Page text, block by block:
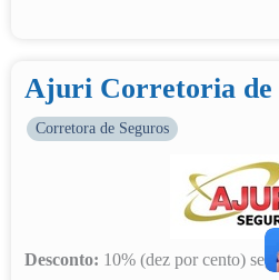
Ajuri Corretoria de
Corretora de Seguros
Desconto: 10% (dez por cento)